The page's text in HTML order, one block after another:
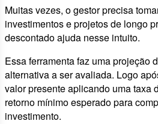
Muitas vezes, o gestor precisa
investimentos e projetos de longo
descontado ajuda nesse intuito.
Essa ferramenta faz uma projeção
alternativa a ser avaliada. Logo
valor presente aplicando uma taxa
retorno mínimo esperado para
investimento.